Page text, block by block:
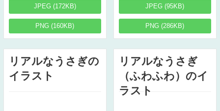
JPEG (172KB)
PNG (160KB)
JPEG (95KB)
PNG (286KB)
リアルなうさぎの
イラスト
リアルなうさぎ
（ふわふわ）のイ
ラスト